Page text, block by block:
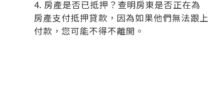
房產是否已抵押？查明房東是否正在為
房產支付抵押貸款，因為如果他們無法跟上
付款，您可能不得不離開。